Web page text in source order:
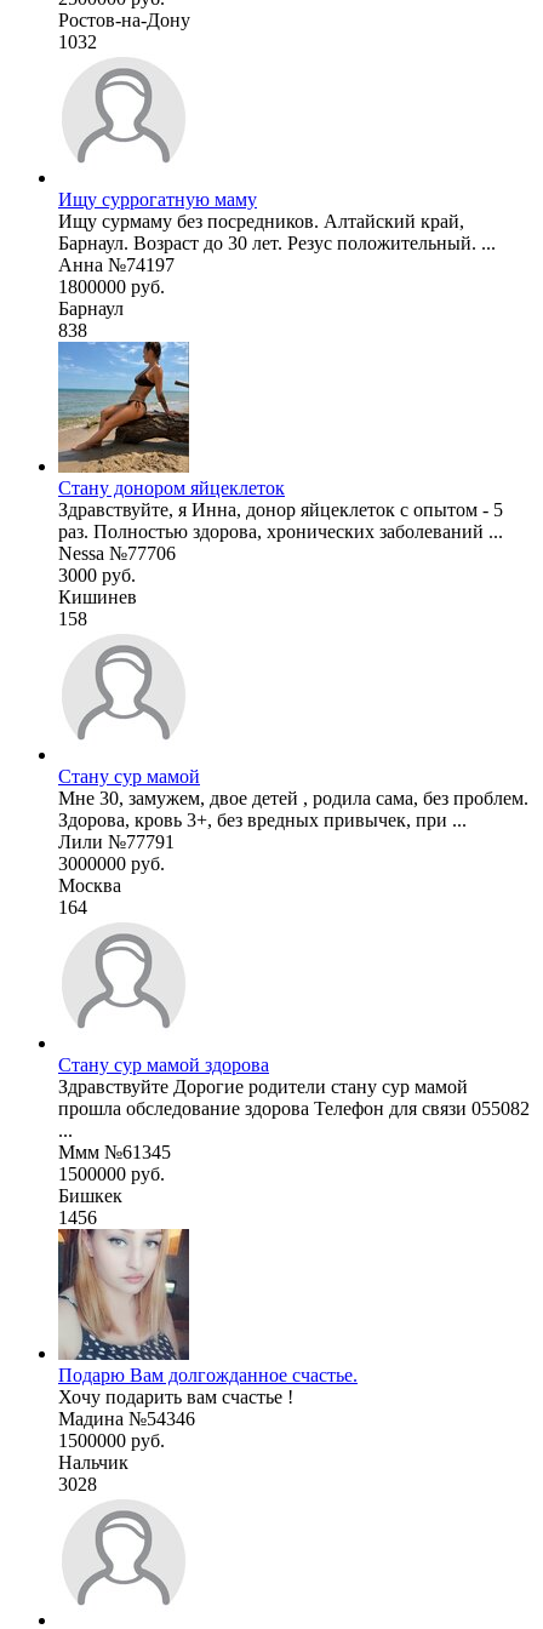
Ростов-на-Дону
1032
Ищу суррогатную маму
Ищу сурмаму без посредников. Алтайский край,
Барнаул. Возраст до 30 лет. Резус положительный. ...
Анна №74197
1800000 руб.
Барнаул
838
Стану донором яйцеклеток
Здравствуйте, я Инна, донор яйцеклеток с опытом - 5
раз. Полностью здорова, хронических заболеваний ...
Nessa №77706
3000 руб.
Кишинев
158
Стану сур мамой
Мне 30, замужем, двое детей , родила сама, без проблем.
Здорова, кровь 3+, без вредных привычек, при ...
Лили №77791
3000000 руб.
Москва
164
Стану сур мамой здорова
Здравствуйте Дорогие родители стану сур мамой
прошла обследование здорова Телефон для связи 055082
...
Ммм №61345
1500000 руб.
Бишкек
1456
Подарю Вам долгожданное счастье.
Хочу подарить вам счастье !
Мадина №54346
1500000 руб.
Нальчик
3028